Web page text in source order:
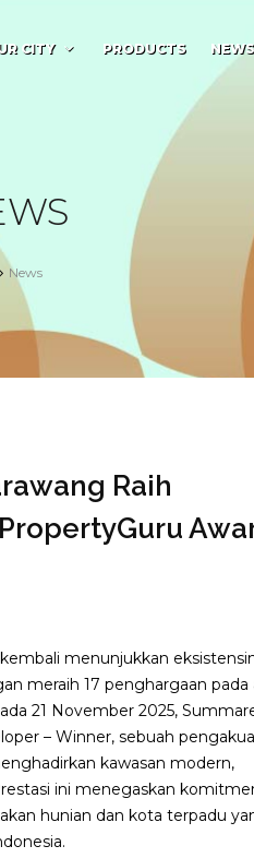
CITY PRODUCTS NEWS
News
Raih
menunjukkan
meraih 17 penghargaan pada
21 November 2025,
– Winner, sebuah
kawasan modern,
ini menegaskan
hunian dan kota terpadu